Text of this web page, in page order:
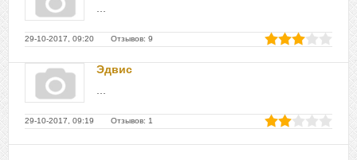
29-10-2017, 09:20 Отзывов: 9
Эдвис
29-10-2017, 09:19 Отзывов: 1